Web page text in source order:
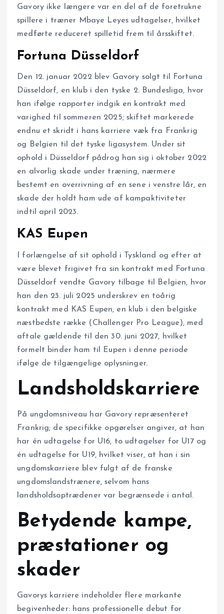
Gavory ikke længere var en del af de foretrukne
spillere i træner Mbaye Leyes udtagelser, hvilket
medførte reduceret spilletid frem til årsskiftet.
Fortuna Düsseldorf
Den 12. januar 2022 blev Gavory solgt til Fortuna
Düsseldorf, en klub i den tyske 2. Bundesliga, hvor
han ifølge rapporter indgik en kontrakt med
varighed til sommeren 2025; skiftet markerede
endnu et skridt i hans karriere væk fra Frankrig
og Belgien til det tyske ligasystem. Under sit
ophold i Düsseldorf pådrog han sig i oktober 2022
en alvorlig skade under træning, nærmere
bestemt en overrivning af en sene i venstre lår, en
skade der holdt ham ude af kampaktiviteter
indtil april 2023.
KAS Eupen
I forlængelse af sit ophold i Tyskland og efter at
være blevet frigivet fra sin kontrakt med Fortuna
Düsseldorf vendte Gavory tilbage til Belgien, hvor
han den 23. juli 2025 underskrev en toårig
kontrakt med KAS Eupen, en klub i den belgiske
næstbedste række (Challenger Pro League), med
aftale gældende til den 30. juni 2027, hvilket
formelt binder ham til Eupen i denne periode
ifølge de tilgængelige oplysninger.
Landsholdskarriere
På ungdomsniveau har Gavory repræsenteret
Frankrig; de specifikke opgørelser angiver, at han
har én udtagelse for U16, to udtagelser for U17 og
én udtagelse for U19, hvilket viser, at han i sin
ungdomskarriere blev fulgt af de franske
ungdomslandstrænere, selvom hans
landsholdsoptrædener var begrænsede i antal.
Betydende kampe,
præstationer og
skader
Gavorys karriere indeholder flere markante
begivenheder: hans professionelle debut for